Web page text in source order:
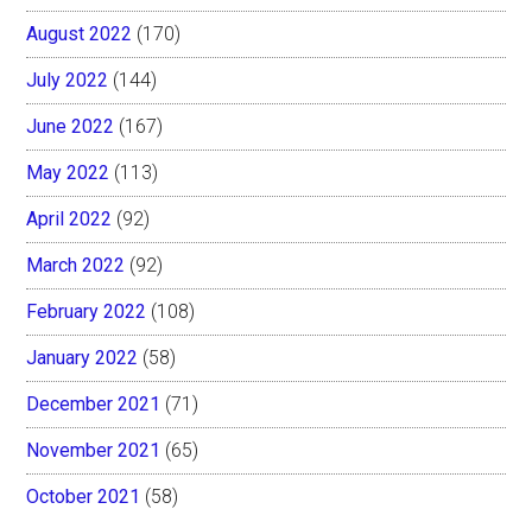
August 2022 (170)
July 2022 (144)
June 2022 (167)
May 2022 (113)
April 2022 (92)
March 2022 (92)
February 2022 (108)
January 2022 (58)
December 2021 (71)
November 2021 (65)
October 2021 (58)